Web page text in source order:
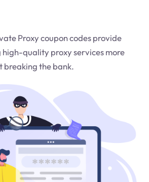
Proxy coupon codes provide
high-quality proxy services more
breaking the bank.